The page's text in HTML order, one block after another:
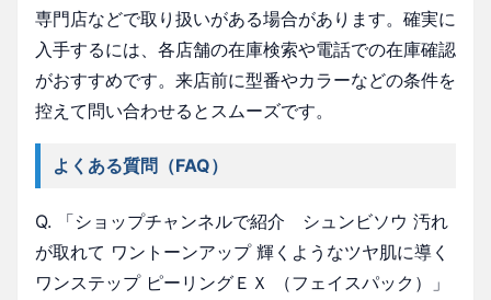
専門店などで取り扱いがある場合があります。確実に
入手するには、各店舗の在庫検索や電話での在庫確認
がおすすめです。来店前に型番やカラーなどの条件を
控えて問い合わせるとスムーズです。
よくある質問（FAQ）
Q. 「ショップチャンネルで紹介 シュンビソウ 汚れ
が取れて ワントーンアップ 輝くようなツヤ肌に導く
ワンステップ ピーリングＥＸ （フェイスパック）」